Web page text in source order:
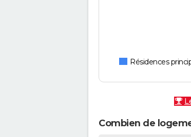
Résidences
Combien de